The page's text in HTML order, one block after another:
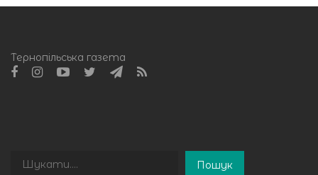
Тернопільська газета
Пошук
Пошук